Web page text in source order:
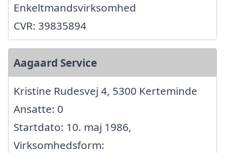
Enkeltmandsvirksomhed
CVR: 39835894
Aagaard Service
Kristine Rudesvej 4, 5300 Kerteminde
Ansatte: 0
Startdato: 10. maj 1986,
Virksomhedsform: